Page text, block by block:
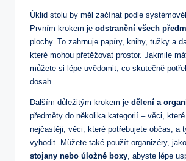
Úklid stolu by měl začínat podle
Prvním krokem⁢ je‌ odstranění​ všech
plochy. To zahrnuje papíry, ⁤knihy, tužky a​
které mohou přetěžovat prostor. Jakmile
můžete ⁤si lépe uvědomit, co skutečně
dosah.
Dalším ⁢důležitým krokem je dělení a
předměty do několika kategorií – věci,
⁤nejčastěji, věci, které potřebujete občas, a
vyhodit. Můžete také použít organizéry,
stojany nebo úložné ‍boxy , abyste lépe